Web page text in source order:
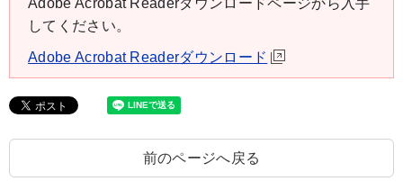
Adobe Acrobat Readerダウンロードページから入手
してください。
Adobe Acrobat Readerダウンロード
前のページへ戻る